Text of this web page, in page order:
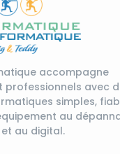
accompagne
professionnels avec
simples,
au
et au digital.